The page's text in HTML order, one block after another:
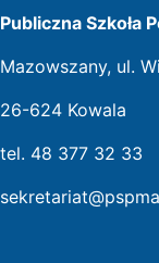
Publiczna Szkoła
Mazowszany, ul.
26-624 Kowala
tel. 48 377 32 33